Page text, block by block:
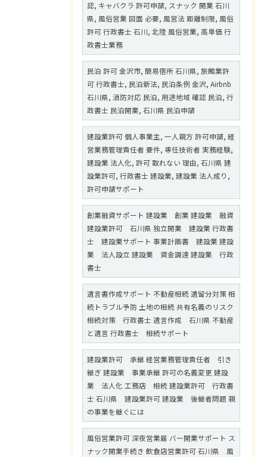
認, キャバクラ 許可申請, スナック 開業 石川
県, 風俗営業 図面 必要, 風営法 距離制限, 風俗
許可 行政書士 石川, 北陸 風俗営業, 高単価 行
政書士業務
民泊 許可 金沢市, 簡易宿所 石川県, 旅館業許
可 行政書士, 民泊新法, 民泊条例 金沢, Airbnb
石川県, 消防対応 民泊, 用途地域 確認 民泊, 行
政書士 民泊開業, 石川県 民泊申請
建設業許可 個人事業主, 一人親方 許可申請, 経
営業務管理責任者 要件, 専任技術者 実務経験,
建設業 法人化, 許可 取れない 理由, 石川県 建
設業許可, 行政書士 建設業, 建設業 法人成り,
許可申請サポート
創業融資サポート 建設業 創業 建設業 融資
建設業許可 石川県 独立開業 建設業 行政書
士 建設業サポート 事業計画書 建設業 建設
業 法人設立 建設業 資金調達 建設業 行政
書士
遺言書作成サポート 不動産相続 遺留分対策 相
続トラブル予防 土地の相続 共有名義のリスク
相続対策 行政書士 遺言作成 石川県 不動産
と遺言 行政書士 相続サポート
建設業許可 承継 経営業務管理責任者 引き
継ぎ 建設業 事業承継 許可の名義変更 建設
業 法人化 工務店 相続 建設業許可 行政書
士 石川県 建設業許可 建設業 後継者問題 親
の事業を継ぐには
風俗営業許可 深夜営業届 バー開業サポート ス
ナック開業手続き 飲食店営業許可 石川県 風